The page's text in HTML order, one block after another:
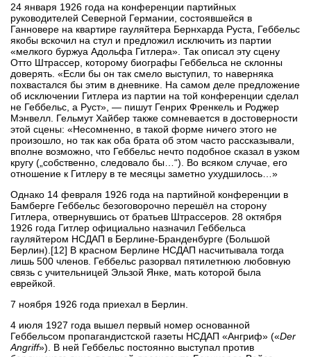
24 января 1926 года на конференции партийных
руководителей Северной Германии, состоявшейся в
Ганновере на квартире гауляйтера Бернхарда Руста, Геббельс
якобы вскочил на стул и предложил исключить из партии
«мелкого буржуа Адольфа Гитлера». Так описал эту сцену
Отто Штрассер, которому биографы Геббельса не склонны
доверять. «Если бы он так смело выступил, то наверняка
похвастался бы этим в дневнике. На самом деле предложение
об исключении Гитлера из партии на той конференции сделал
не Геббельс, а Руст», — пишут Генрих Френкель и Роджер
Мэнвелл. Гельмут Хайбер также сомневается в достоверности
этой сцены: «Несомненно, в такой форме ничего этого не
произошло, но так как оба брата об этом часто рассказывали,
вполне возможно, что Геббельс нечто подобное сказал в узком
кругу („собственно, следовало бы…“). Во всяком случае, его
отношение к Гитлеру в те месяцы заметно ухудшилось…»
Однако 14 февраля 1926 года на партийной конференции в
Бамберге Геббельс безоговорочно перешёл на сторону
Гитлера, отвернувшись от братьев Штрассеров. 28 октября
1926 года Гитлер официально назначил Геббельса
гауляйтером НСДАП в Берлине-Бранденбурге (Большой
Берлин).[12] В красном Берлине НСДАП насчитывала тогда
лишь 500 членов. Геббельс разорвал пятилетнюю любовную
связь с учительницей Эльзой Янке, мать которой была
еврейкой.
7 ноября 1926 года приехал в Берлин.
4 июля 1927 года вышел первый номер основанной
Геббельсом пропагандистской газеты НСДАП «Ангриф» («Der
Angriff»). В ней Геббельс постоянно выступал против